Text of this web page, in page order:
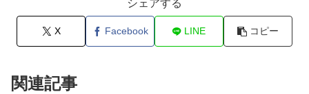
シェアする
X Facebook LINE コピー
関連記事